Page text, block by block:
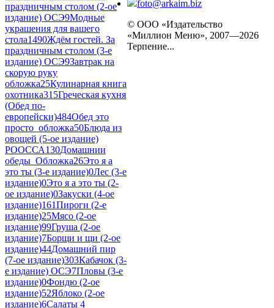
праздничным столом (2-ое
издание) ОСЭ9Модные
украшения для вашего
стола1490Ждём гостей. За
праздничным столом (3-е
издание) ОСЭ9Завтрак на
скорую руку
обложка25Кулинарная книга
охотника315Греческая кухня
(Обед по-
европейски)484Обед это
просто_обложка50Блюда из
овощей (5-ое издание)
РООССА130Домашнии
обеды_Обложка26Это я а
это ты (3-е издание)0Лес (3-е
издание)0Это я а это ты (2-
ое издание)0Закуски (4-ое
издание)161Пироги (2-е
издание)25Мясо (2-ое
издание)99Груша (2-ое
издание)7Борщи и щи (2-ое
издание)44Домашний пир
(7-ое издание)303Кабачок (3-
е издание) ОСЭ7Пловы (3-е
издание)0Фондю (2-ое
издание)52Яблоко (2-ое
издание)6Салаты 4
foto@arkaim.biz
© ООО «Издательство
«Миллион Меню», 2007—2026
Терпение...